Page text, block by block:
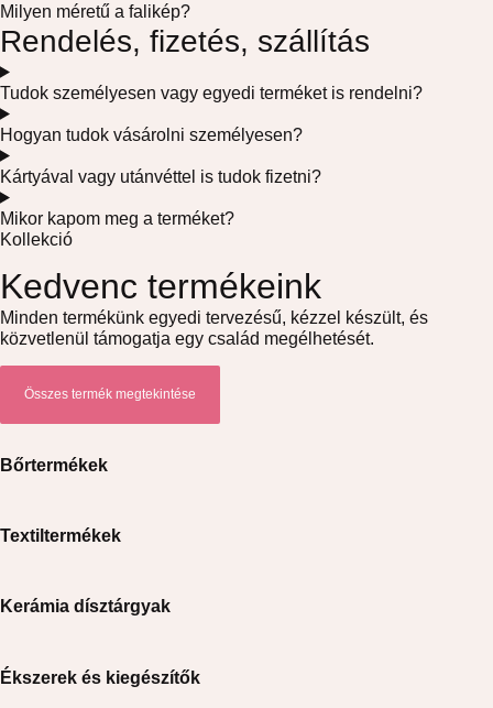
Milyen méretű a falikép?
Rendelés, fizetés, szállítás
Tudok személyesen vagy egyedi terméket is rendelni?
Hogyan tudok vásárolni személyesen?
Kártyával vagy utánvéttel is tudok fizetni?
Mikor kapom meg a terméket?
Kollekció
Kedvenc termékeink
Minden termékünk egyedi tervezésű, kézzel készült, és
közvetlenül támogatja egy család megélhetését.
Összes termék megtekintése
Bőrtermékek
Textiltermékek
Kerámia dísztárgyak
Ékszerek és kiegészítők